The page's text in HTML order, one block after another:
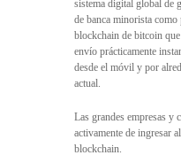
sistema digital global de
de banca minorista
blockchain de bitcoin
envío prácticamente
desde el móvil y por
actual.
Las grandes empresas y
activamente de ingresar
blockchain.